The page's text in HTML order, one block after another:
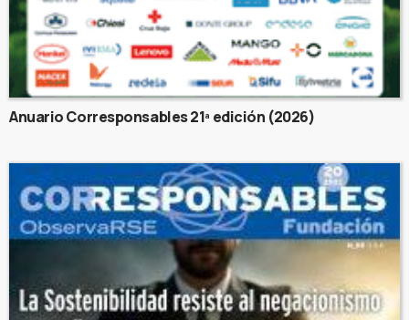
Anuario Corresponsables 21ª edición (2026)